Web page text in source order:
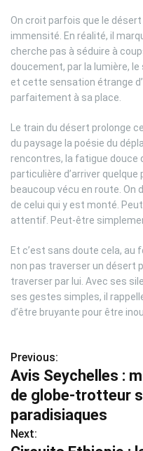
On croit parfois que le
immensité. En réalité, il
cherche pas à séduire à
doucement, par la lumière,
et cette sensation étrange
parfaitement à sa place.
Le train du désert prolonge
du paysage la poésie du
rencontres, la fatigue douce
particulière d’arriver quelque
beaucoup vécu en route. On
de celui qui y est monté.
attentif. Peut-être
Et c’est sans doute cela, au
non pas traverser un désert
traverser par lui. Avec ses
ses gestes simples, il
d’être bruyante pour être
N
a
v
i
Previous:
Avis Seychelles :
de globe-trotteur
paradisiaques
Next: